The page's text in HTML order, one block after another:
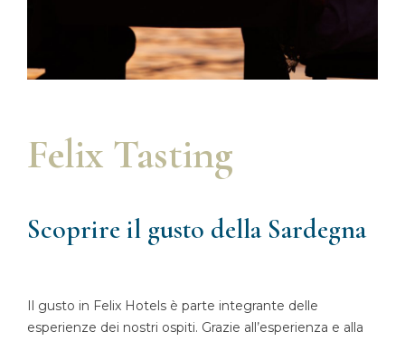
Felix Tasting
Scoprire il gusto della Sardegna
Il gusto in Felix Hotels è parte integrante delle
esperienze dei nostri ospiti. Grazie all’esperienza e alla